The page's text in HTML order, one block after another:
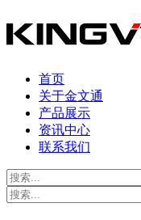
首页
关于金文通
产品展示
资讯中心
联系我们